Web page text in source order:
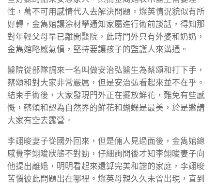
性，萬不可用感情代入去解決問題。燦英情況貌似有所
好轉，金雋婠讓涂材學通知家屬進行術前談話，得知那
對年輕父母早已離開醫院，此時門外只有外婆和奶奶，
金雋婠略感氣憤，堅持要讓孩子的監護人來溝通。
醫院從部隊調來一名叫做安治弘醫生為蔡頌和打下手，
蔡頌和對大家非常嚴厲，但是安治弘看起來並不在乎。
結束手術後，大家發現門外正在擺放鮮花，難免有些感
慨，蔡頌和認為自然界的鮮花和蝴蝶是最美，於是邀請
大家有空去露營。
李翊晙妻子從國外回來，但是倆人見過面後，金雋婠總
感覺李翊晙狀態不對勁，仔細詢問後才知李翊晙妻子向
他提出離婚，明明看起來還算完美和諧的家庭，李翊晙
苦惱彼此問題出在哪裡。燦英母親久久未曾出現，直到